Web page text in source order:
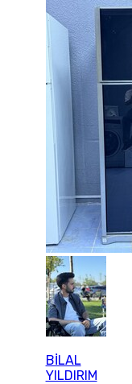
BİLAL
YILDIRIM